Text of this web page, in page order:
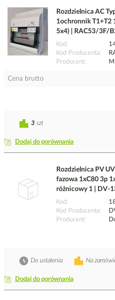
Rozdzielnica AC
1ochronnik T1+T2
5x4) | RAC53/3F/
Kod
Kod Producenta
Producent
Cena brutto
Dodaj do porównania
3 szt
Rozdzielnica PV
fazowa 1xC80 3p
różnicowy 1 | DV-
Kod
Kod Producenta
Producent
Dodaj do porównania
Na
Do ustalenia